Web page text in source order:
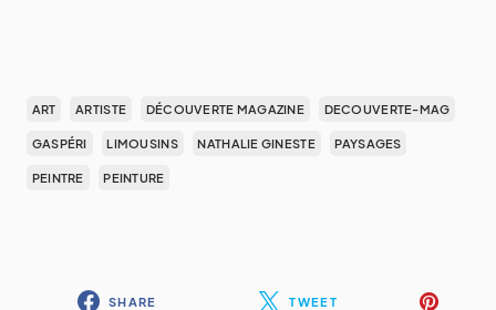
ART ARTISTE DÉCOUVERTE MAGAZINE DECOUVERTE-MAG
GASPÉRI LIMOUSINS NATHALIE GINESTE PAYSAGES
PEINTRE PEINTURE
SHARE TWEET